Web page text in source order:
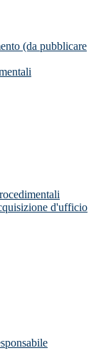
(da pubblicare
d'ufficio